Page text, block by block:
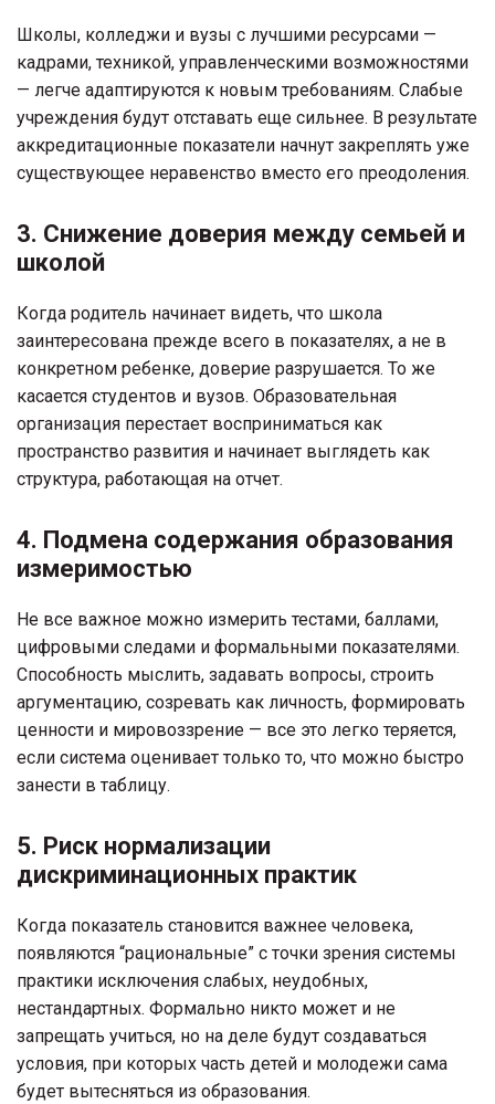
Школы, колледжи и вузы с лучшими ресурсами —
кадрами, техникой, управленческими возможностями
— легче адаптируются к новым требованиям. Слабые
учреждения будут отставать еще сильнее. В результате
аккредитационные показатели начнут закреплять уже
существующее неравенство вместо его преодоления.
3. Снижение доверия между семьей и
школой
Когда родитель начинает видеть, что школа
заинтересована прежде всего в показателях, а не в
конкретном ребенке, доверие разрушается. То же
касается студентов и вузов. Образовательная
организация перестает восприниматься как
пространство развития и начинает выглядеть как
структура, работающая на отчет.
4. Подмена содержания образования
измеримостью
Не все важное можно измерить тестами, баллами,
цифровыми следами и формальными показателями.
Способность мыслить, задавать вопросы, строить
аргументацию, созревать как личность, формировать
ценности и мировоззрение — все это легко теряется,
если система оценивает только то, что можно быстро
занести в таблицу.
5. Риск нормализации
дискриминационных практик
Когда показатель становится важнее человека,
появляются “рациональные” с точки зрения системы
практики исключения слабых, неудобных,
нестандартных. Формально никто может и не
запрещать учиться, но на деле будут создаваться
условия, при которых часть детей и молодежи сама
будет вытесняться из образования.